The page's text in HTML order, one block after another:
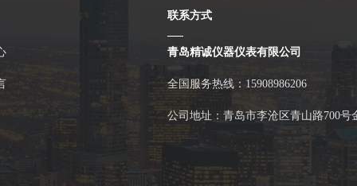
联系方式
青岛精诚仪器仪表有限公司
全国服务热线：15908986206
公司地址：青岛市李沧区青山路700号